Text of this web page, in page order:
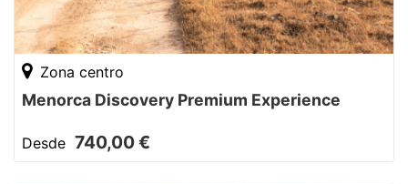
Zona centro
Menorca Discovery Premium Experience
Desde 740,00 €